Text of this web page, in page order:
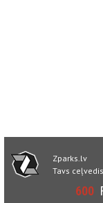
Zparks.lv
Tavs
600